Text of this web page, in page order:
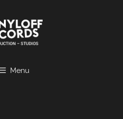
Menu